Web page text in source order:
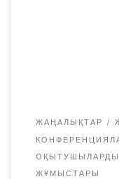
ЖАҢАЛЫҚТАР
ЖҰМЫСТАРЫ